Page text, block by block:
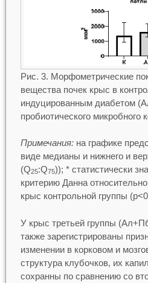
Рис. 3. Морфометрические
вещества почек крыс в
индуцированным диабетом
пробиотического
Примечания: на графике
виде медианы и нижнего и
(Q25:Q75)); * статистически
критерию Данна
крыс контрольной группы
У крыс третьей группы
также зарегистрированы
изменении в корковом и
структура клубочков, их
сохранны по сравнению со